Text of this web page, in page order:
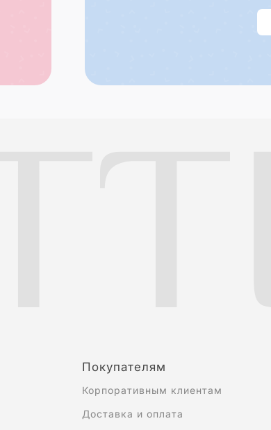
Покупателям
Корпоративным клиентам
Доставка и оплата